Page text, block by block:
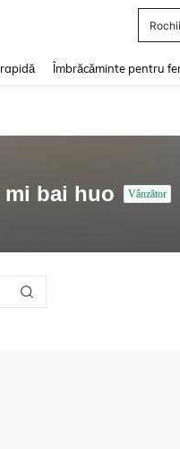
Îmbrăcăminte pentru
bai huo Vânzător